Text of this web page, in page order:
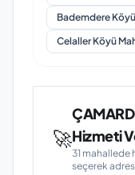
Bademdere
Celaller Köyü
🚀Hizmeti
31 mahallede
seçerek